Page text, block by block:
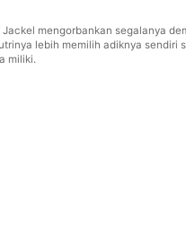
mengorbankan segalanya
lebih memilih adiknya
miliki.